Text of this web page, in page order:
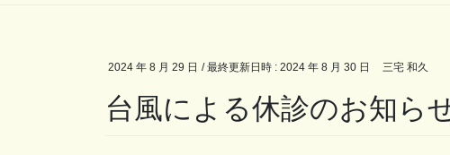
2024 年 8 月 29 日 / 最終更新日時 : 2024 年 8 月 30 日 三宅 和久
台風による休診のお知ら